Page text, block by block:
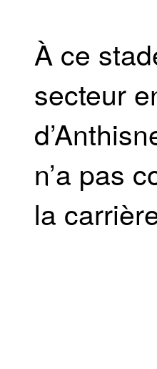
À ce
secteur
n’a pas
la